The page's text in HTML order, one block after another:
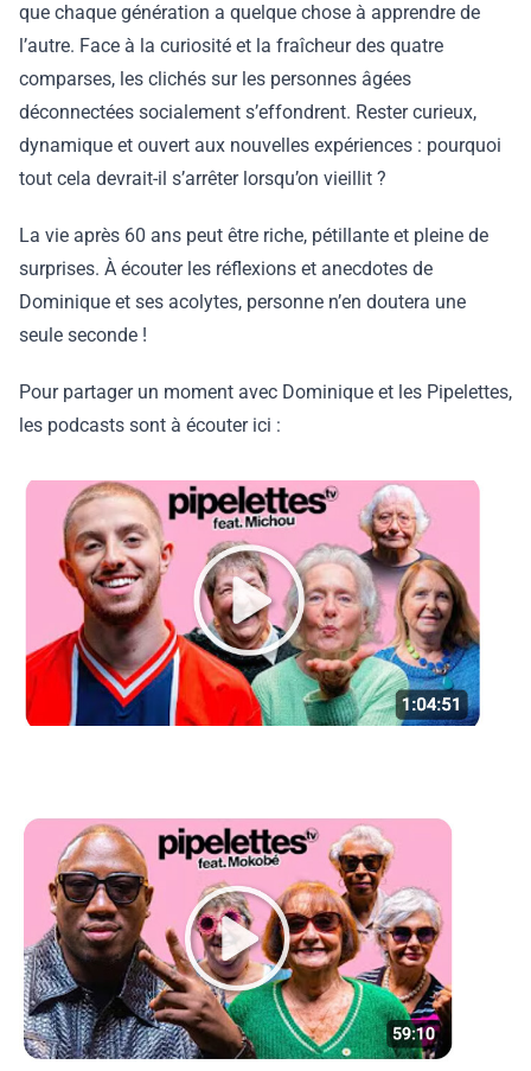
que chaque génération a quelque chose à apprendre de
l’autre. Face à la curiosité et la fraîcheur des quatre
comparses, les clichés sur les personnes âgées
déconnectées socialement s’effondrent. Rester curieux,
dynamique et ouvert aux nouvelles expériences : pourquoi
tout cela devrait-il s’arrêter lorsqu’on vieillit ?
La vie après 60 ans peut être riche, pétillante et pleine de
surprises. À écouter les réflexions et anecdotes de
Dominique et ses acolytes, personne n’en doutera une
seule seconde !
Pour partager un moment avec Dominique et les Pipelettes,
les podcasts sont à écouter ici :